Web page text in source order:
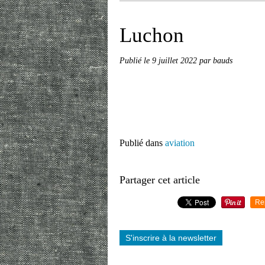
Luchon
Publié le 9 juillet 2022 par bauds
Publié dans aviation
Partager cet article
S'inscrire à la newsletter